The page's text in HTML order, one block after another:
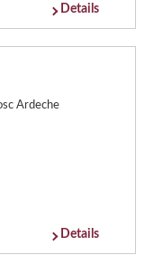
Details
Ardeche
Details